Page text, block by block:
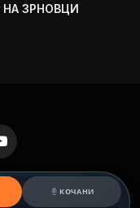
ЗРНОВЦИ
by MKNET.
КОЧАНИ